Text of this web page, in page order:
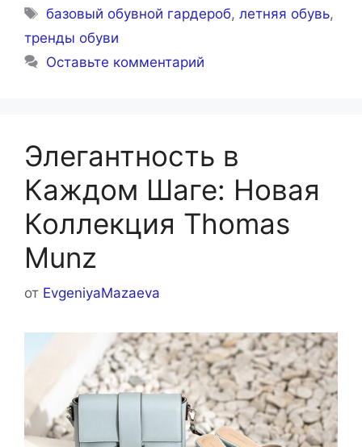
Метки
базовый обувной гардероб,летняя обувь,
тренды обуви
Оставьте комментарий
Элегантность в
Каждом Шаге: Новая
Коллекция Thomas
Munz
от EvgeniyaMazaeva